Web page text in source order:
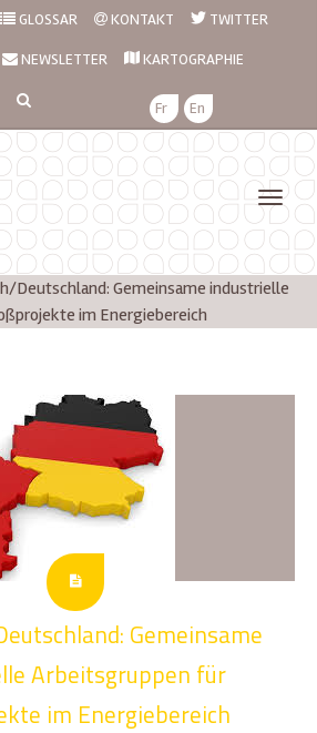
GLOSSAR KONTAKT TWITTER
NEWSLETTER KARTOGRAPHIE
Fr En
Deutschland: Gemeinsame industrielle
im Energiebereich
Gemeinsame
Arbeitsgruppen für
im Energiebereich